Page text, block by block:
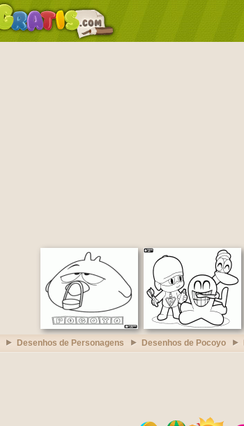
Desenhos de Personagens Desenhos de Pocoyo